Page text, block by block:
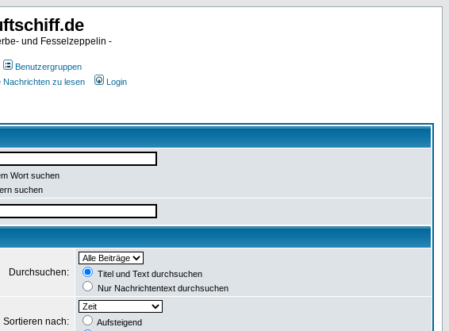
und Fesselzeppelin -
Benutzergruppen
Nachrichten zu lesen Login
Wort suchen
suchen
Durchsuchen:
Titel und Text durchsuchen
Nur Nachrichtentext durchsuchen
Sortieren nach:
Aufsteigend